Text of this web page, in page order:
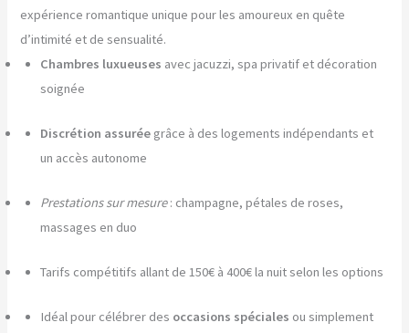
expérience romantique unique pour les amoureux en quête
d’intimité et de sensualité.
Chambres luxueuses avec jacuzzi, spa privatif et décoration
soignée
Discrétion assurée grâce à des logements indépendants et
un accès autonome
Prestations sur mesure: champagne, pétales de roses,
massages en duo
Tarifs compétitifs allant de 150€ à 400€ la nuit selon les options
Idéal pour célébrer des occasions spéciales ou simplement